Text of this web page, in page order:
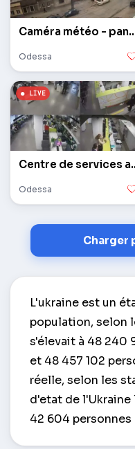
Caméra
Odessa
Centre
Odessa
Charger
L'ukraine est un
population, selon
s'élevait à 48 240
et 48 457 102
réelle, selon les
d'etat de l'Ukraine
42 604 personnes